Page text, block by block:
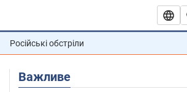
Російські обстріли
Важливе